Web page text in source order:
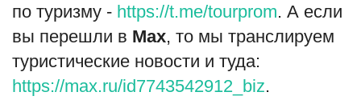
по туризму - https://t.me/tourprom. А если
вы перешли в Мах, то мы транслируем
туристические новости и туда:
https://max.ru/id7743542912_biz.